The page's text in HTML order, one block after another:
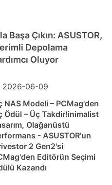
Başa Çıkın: ASUSTOR,
Depolama
Oluyor
2026-06-09
NAS Modeli – PCMag'den
Ödül – Üç Takdir!inimalist
Olağanüstü
- ASUSTOR'un
2 Gen2'si
Editörün Seçimi
Kazandı